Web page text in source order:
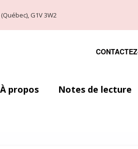
G1V 3W2
À propos Notes de lecture